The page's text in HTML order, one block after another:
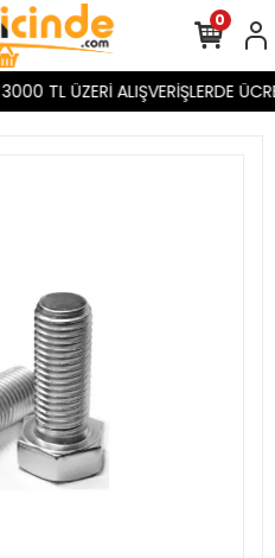
3000 TL ÜZERİ ALIŞVERİŞLERDE
0